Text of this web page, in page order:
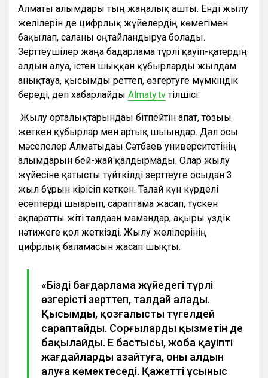
Алматы ғалымдары тың жаңалық ашты. Енді жылу
желілерін де цифрлық жүйелердің көмегімен
бақылап, саланы оңтайландыруға болады.
Зерттеушілер жаңа бағдарлама түрлі қауіп-қатердің
алдын алуға, істен шыққан құбырларды жылдам
анықтауға, қысымды реттеп, өзгертуге мүмкіндік
береді, деп хабарлайды Almaty.tvтілшісі.
Жылу орталықтарындағы бітпейтін апат, тозығы
жеткен құбырлар мен артық шығындар. Дәл осы
мәселелер Алматыдағы Сәтбаев университетінің
ғалымдарын бей-жай қалдырмады. Олар жылу
жүйесіне қатысты түйткілді зерттеуге осыдан 3
жыл бұрын кірісіп кеткен. Талай күн күрделі
есептерді шығарып, сараптама жасап, түскен
ақпаратты жіті талдаған мамандар, ақыры үздік
нәтижеге қол жеткізді. Жылу желілерінің
цифрлық баламасын жасап шықты.
«Біздің бағдарлама жүйедегі түрлі
өзгерісті зерттеп, талдай алады.
Қысымды, қозғалысты түгелдей
сараптайды. Сорғылардың қызметін де
бақылайды. Ең бастысы, жоба қауіпті
жағдайларды азайтуға, оның алдын
алуға көмектеседі. Қажетті ұсыныс